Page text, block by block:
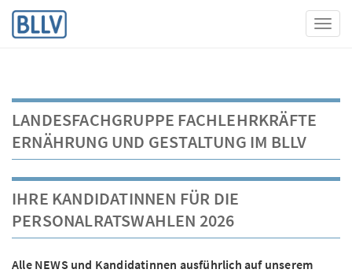
LANDESFACHGRUPPE FACHLEHRKRÄFTE
ERNÄHRUNG UND GESTALTUNG IM BLLV
IHRE KANDIDATINNEN FÜR DIE
PERSONALRATSWAHLEN 2026
Alle NEWS und Kandidatinnen ausführlich auf unserem